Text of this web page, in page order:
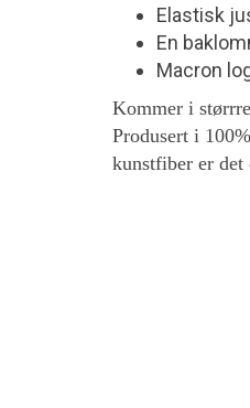
Elastisk
En
Macron
Kommer i
Produsert i
kunstfiber er